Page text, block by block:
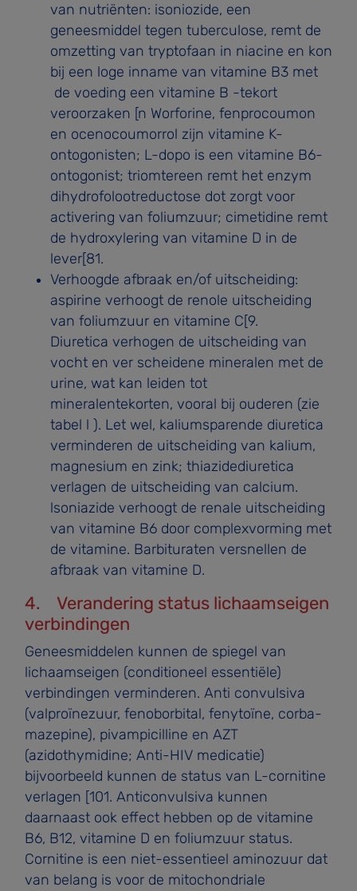
van nutriënten: isoniozide, een
geneesmiddel tegen tuberculose, remt de
omzetting van tryptofaan in niacine en kon
bij een loge inname van vitamine B3 met
de voeding een vitamine B -tekort
veroorzaken [n Worforine, fenprocoumon
en oce­nocoumorrol zijn vitamine K-
ontogonisten; L-dopo is een vitamine B6-
ontogonist; triomtereen remt het enzym
dihydrofolootreductose dot zorgt voor
activering van foli­umzuur; cimetidine remt
de hydroxylering van vitamine D in de
lever[81.
Verhoogde afbraak en/of uitscheiding:
aspirine verhoogt de renole uitscheiding
van foliumzuur en vitamine C[9.
Diuretica verhogen de uitscheiding van
vocht en ver­ scheidene mineralen met de
urine, wat kan leiden tot
mineralentekorten, vooral bij ouderen (zie
tabel l ). Let wel, kaliumsparende diuretica
verminderen de uitscheiding van kalium,
magnesium en zink; thiazidediuretica
verla­gen de uitscheiding van calcium.
lsoniazide verhoogt de renale uitscheiding
van vitamine B6 door complexvorming met
de vitamine. Barbituraten versnellen de
afbraak van vitamine D.
4. Verandering status lichaamseigen
verbindingen
Geneesmiddelen kunnen de spiegel van
lichaamseigen (conditioneel essentiële)
verbindingen verminderen. Anti­ convulsiva
(valproïnezuur, fenoborbital, fenytoïne, corba­
mazepine), pivampicilline en AZT
(azidothymidine; Anti-HIV medicatie)
bijvoorbeeld kunnen de status van L-cornitine
verlagen [101. Anticonvulsiva kunnen
daarnaast ook effect hebben op de vitamine
B6, B12, vitamine D en foliumzuur status.
Cornitine is een niet-essentieel aminozuur dat
van belang is voor de mitochondriale